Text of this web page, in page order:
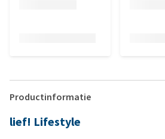
Productinformatie
lief! Lifestyle